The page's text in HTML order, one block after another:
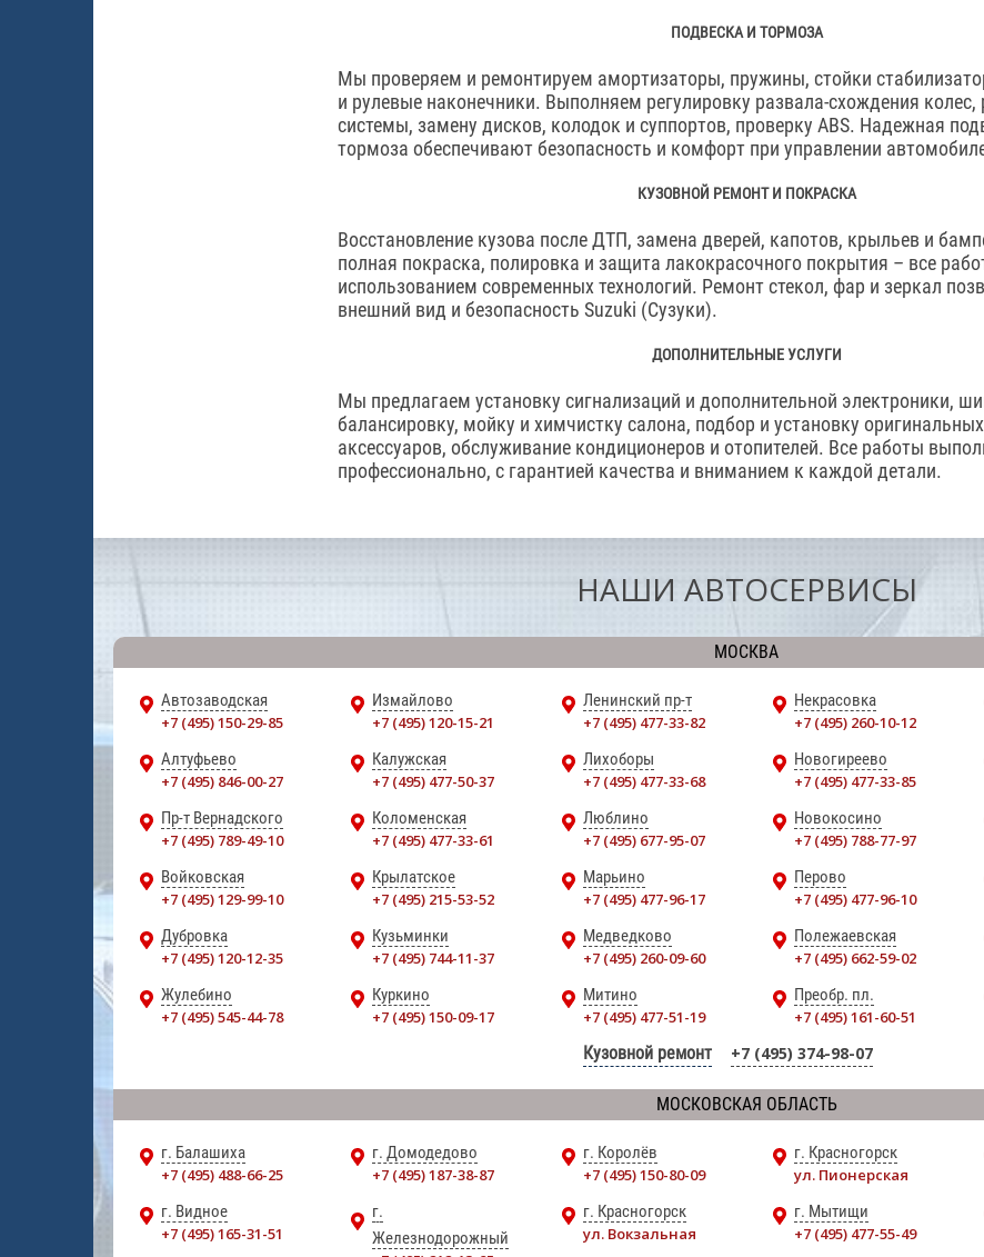
ПОДВЕСКА И ТОРМОЗА
Мы проверяем и ремонтируем амортизаторы, пружины, стойки
и рулевые наконечники. Выполняем регулировку развала-схождения
системы, замену дисков, колодок и суппортов, проверку ABS. Надежная
тормоза обеспечивают безопасность и комфорт при управлении
КУЗОВНОЙ РЕМОНТ И ПОКРАСКА
Восстановление кузова после ДТП, замена дверей, капотов, крыльев и
полная покраска, полировка и защита лакокрасочного покрытия – все
использованием современных технологий. Ремонт стекол, фар и зеркал
внешний вид и безопасность Suzuki (Сузуки).
ДОПОЛНИТЕЛЬНЫЕ УСЛУГИ
Мы предлагаем установку сигнализаций и дополнительной электроники,
балансировку, мойку и химчистку салона, подбор и установку
аксессуаров, обслуживание кондиционеров и отопителей. Все работы
профессионально, с гарантией качества и вниманием к каждой детали.
НАШИ АВТОСЕРВИСЫ
МОСКВА
Автозаводская
+7 (495) 150-29-85
Измайлово
+7 (495) 120-15-21
Ленинский пр-т
+7 (495) 477-33-82
Некрасовка
+7 (495) 260-10-12
Алтуфьево
+7 (495) 846-00-27
Калужская
+7 (495) 477-50-37
Лихоборы
+7 (495) 477-33-68
Новогиреево
+7 (495) 477-33-85
Пр-т Вернадского
+7 (495) 789-49-10
Коломенская
+7 (495) 477-33-61
Люблино
+7 (495) 677-95-07
Новокосино
+7 (495) 788-77-97
Войковская
+7 (495) 129-99-10
Крылатское
+7 (495) 215-53-52
Марьино
+7 (495) 477-96-17
Перово
+7 (495) 477-96-10
Дубровка
+7 (495) 120-12-35
Кузьминки
+7 (495) 744-11-37
Медведково
+7 (495) 260-09-60
Полежаевская
+7 (495) 662-59-02
Жулебино
+7 (495) 545-44-78
Куркино
+7 (495) 150-09-17
Митино
+7 (495) 477-51-19
Преобр. пл.
+7 (495) 161-60-51
Кузовной ремонт +7 (495) 374-98-07
МОСКОВСКАЯ ОБЛАСТЬ
г. Балашиха
+7 (495) 488-66-25
г. Домодедово
+7 (495) 187-38-87
г. Королёв
+7 (495) 150-80-09
г. Красногорск
ул. Пионерская
г. Видное
+7 (495) 165-31-51
г.
Железнодорожный
г. Красногорск
ул. Вокзальная
г. Мытищи
+7 (495) 477-55-49